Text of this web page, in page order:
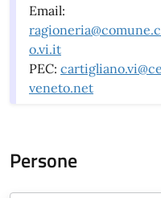
Email:
o.vi.it
PEC:
veneto.net
Persone